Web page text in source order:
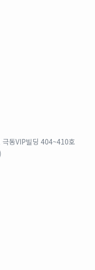
동VIP빌딩 404~410호